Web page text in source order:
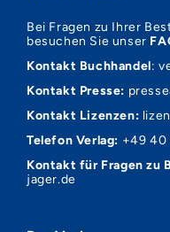
Bei Fragen zu Ihrer
besuchen Sie unser
Kontakt Buchhandel:
Kontakt Presse:
Kontakt Lizenzen:
Telefon Verlag: +49 40
Kontakt für Fragen zu
jager.de